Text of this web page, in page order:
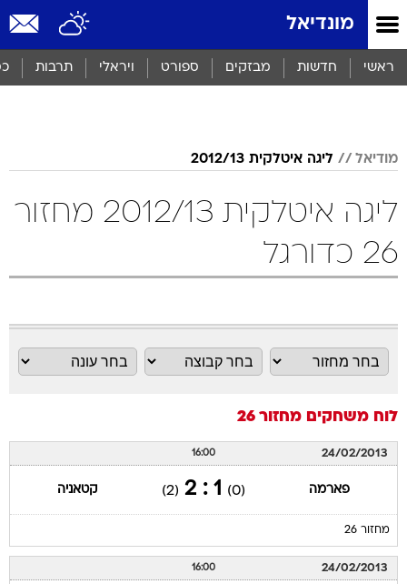
מונדיאל
ראשי חדשות מבזקים ספורט ויראלי תרבות
מודיאל ליגה איטלקית 2012/13
ליגה איטלקית 2012/13 מחזור
26 כדורגל
לוח משחקים מחזור 26
24/02/2013
16:00
פארמה (0)
1 : 2
(2) קטאניה
מחזור 26
24/02/2013
16:00